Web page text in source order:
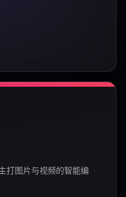
打图片与视频的智能编